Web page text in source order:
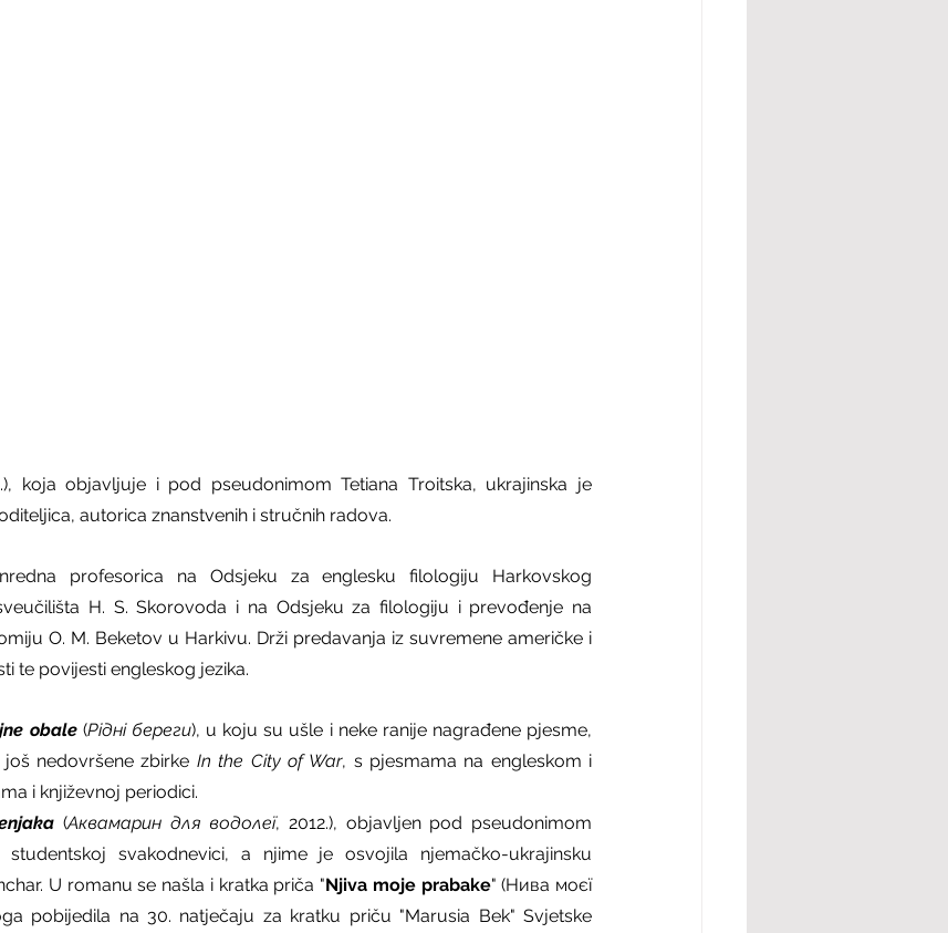
koja objavljuje i pod pseudonimom Tetiana Troitska, ukrajinska je
autorica znanstvenih i stručnih radova.
profesorica na Odsjeku za englesku filologiju Harkovskog
H. S. Skorovoda i na Odsjeku za filologiju i prevođenje na
O. M. Beketov u Harkivu. Drži predavanja iz suvremene američke i
te povijesti engleskog jezika.
obale (Рідні береги), u koju su ušle i neke ranije nagrađene pjesme,
još nedovršene zbirke In the City of War, s pjesmama na engleskom i
i književnoj periodici.
(Аквамарин для водолeї, 2012.), objavljen pod pseudonimom
svakodnevici, a njime je osvojila njemačko-ukrajinsku
U romanu se našla i kratka priča "Njiva moje prabake" (Нива моєї
pobijedila na 30. natječaju za kratku priču "Marusia Bek" Svjetske